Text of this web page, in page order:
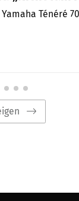
Ténéré